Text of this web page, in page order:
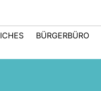
BÜRGERBÜRO